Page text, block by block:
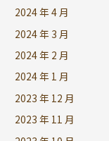
2024 年 4 月
2024 年 3 月
2024 年 2 月
2024 年 1 月
2023 年 12 月
2023 年 11 月